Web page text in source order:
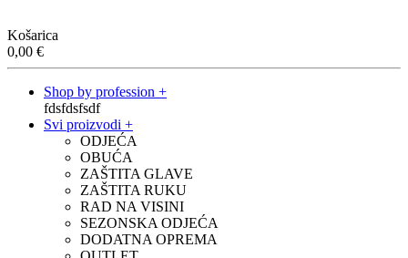
Košarica
0,00 €
Shop by profession +
fdsfdsfsdf
Svi proizvodi +
ODJEĆA
OBUĆA
ZAŠTITA GLAVE
ZAŠTITA RUKU
RAD NA VISINI
SEZONSKA ODJEĆA
DODATNA OPREMA